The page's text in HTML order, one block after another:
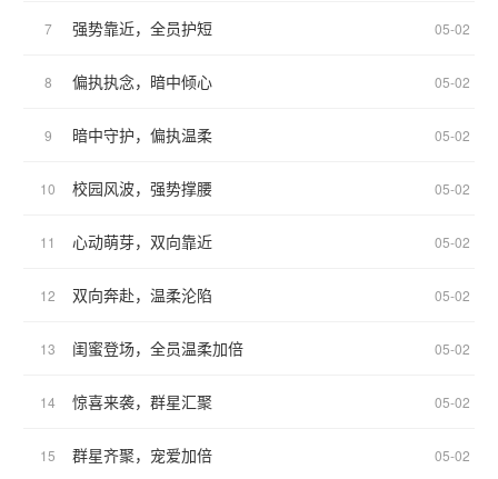
7 强势靠近，全员护短 05-02
8 偏执执念，暗中倾心 05-02
9 暗中守护，偏执温柔 05-02
10 校园风波，强势撑腰 05-02
11 心动萌芽，双向靠近 05-02
12 双向奔赴，温柔沦陷 05-02
13 闺蜜登场，全员温柔加倍 05-02
14 惊喜来袭，群星汇聚 05-02
15 群星齐聚，宠爱加倍 05-02